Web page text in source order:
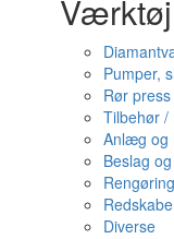
Pumper,
Rør
Tilbehør /
Anlæg og
Beslag
Diverse